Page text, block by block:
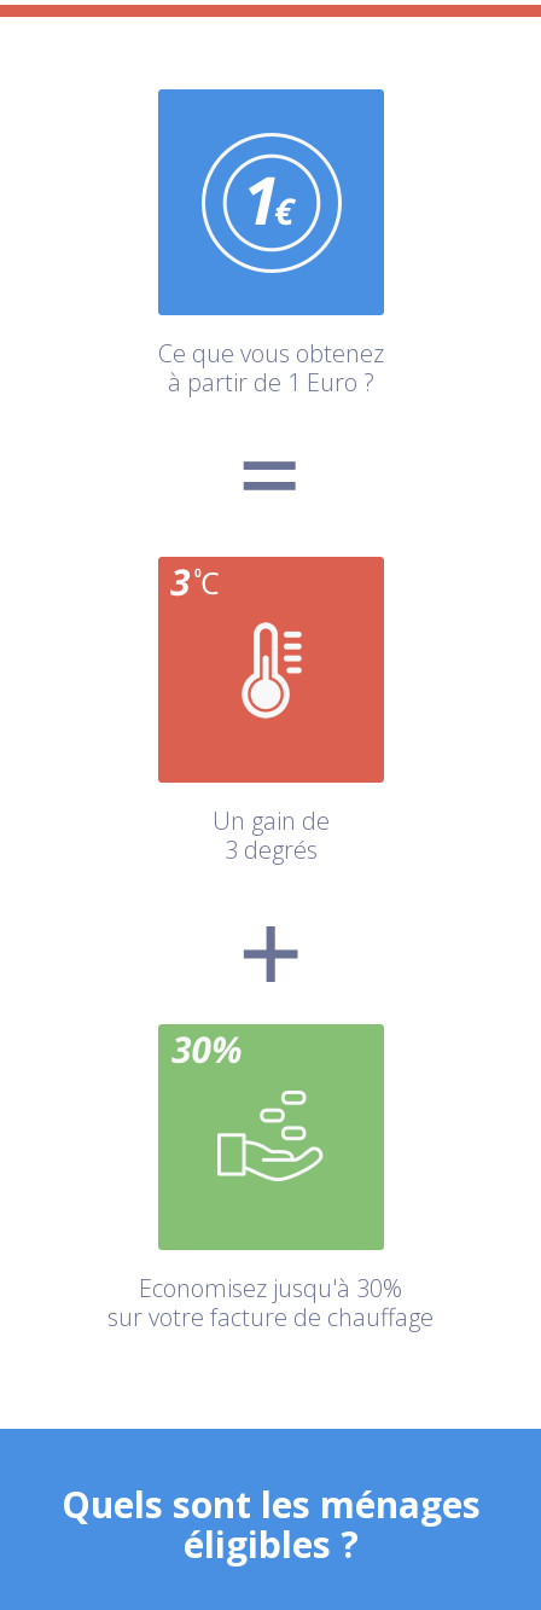
Ce que vous obtenez
à partir de 1 Euro ?
Un gain de
3 degrés
Economisez jusqu'à 30%
sur votre facture de chauffage
Quels sont les ménages
éligibles ?